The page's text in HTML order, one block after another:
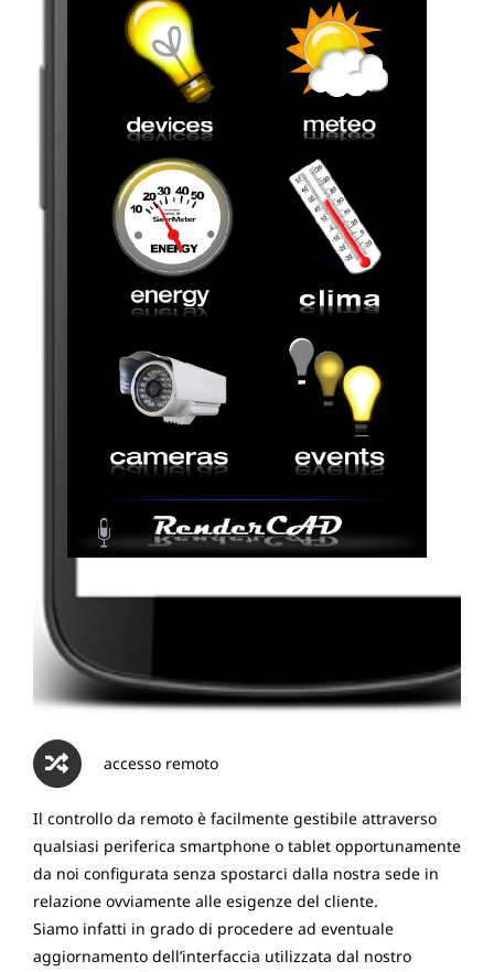
accesso remoto
Il controllo da remoto è facilmente gestibile attraverso
qualsiasi periferica smartphone o tablet opportunamente
da noi configurata senza spostarci dalla nostra sede in
relazione ovviamente alle esigenze del cliente.
Siamo infatti in grado di procedere ad eventuale
aggiornamento dell’interfaccia utilizzata dal nostro